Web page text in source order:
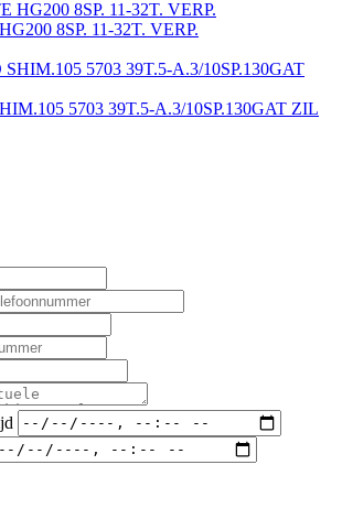
8SP. 11-32T. VERP.
5703 39T.5-A.3/10SP.130GAT ZIL